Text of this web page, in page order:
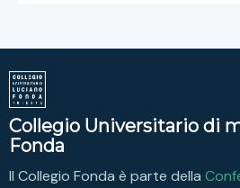
Collegio Universitario di
Fonda
Il Collegio Fonda è parte della